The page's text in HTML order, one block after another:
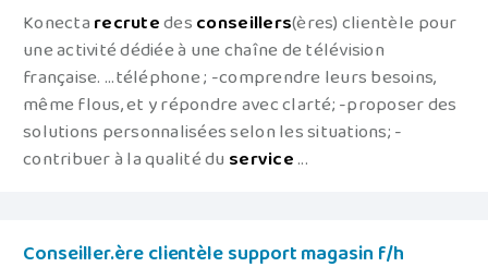
Konectarecrutedesconseillers(ères) clientèle pour
une activité dédiée à une chaîne de télévision
française. ...téléphone ; -comprendre leurs besoins,
même flous, et y répondre avec clarté; -proposer des
solutions personnalisées selon les situations; -
contribuer à la qualité duservice...
Conseiller.ère clientèle support magasin f/h